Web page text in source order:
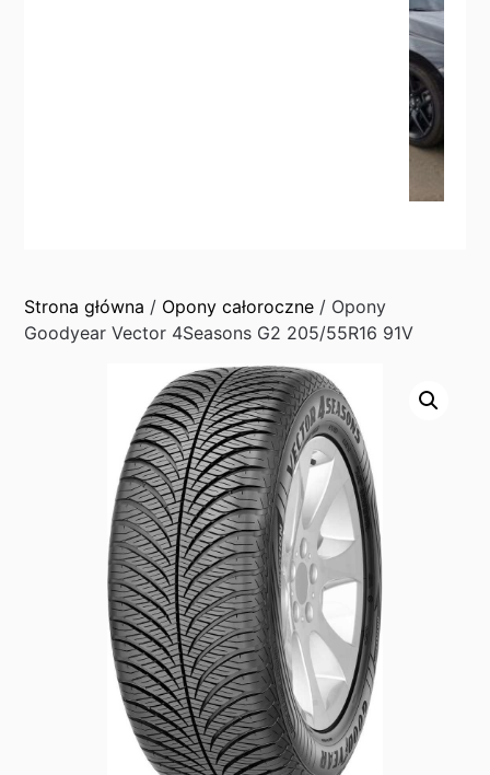
Strona główna / Opony całoroczne / Opony
Goodyear Vector 4Seasons G2 205/55R16 91V